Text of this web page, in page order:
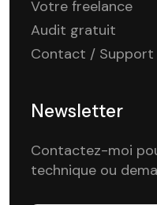
Votre freelance
Audit gratuit
Contact / Support
Newsletter
Contactez-moi
technique ou